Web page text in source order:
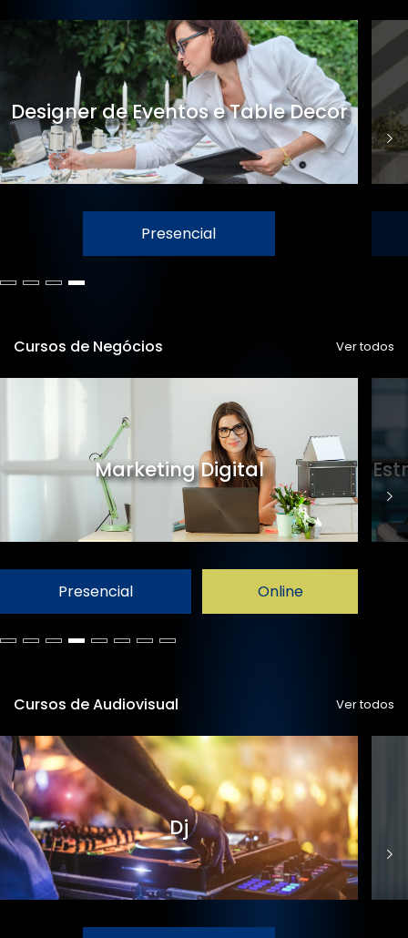
Designer de Eventos e Table Decor
Presencial
Cursos de Negócios Ver todos
Marketing Digital
Presencial Online
Cursos de Audiovisual Ver todos
Dj